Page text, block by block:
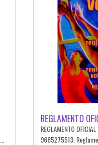
REGLAMENTO
REGLAMENTO
9685275513.